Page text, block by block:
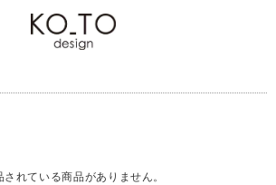
されている商品がありません。